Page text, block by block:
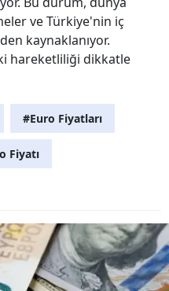
ve Türkiye'nin iç
kaynaklanıyor.
hareketliliği dikkatle
#Euro Fiyatları
Fiyatı